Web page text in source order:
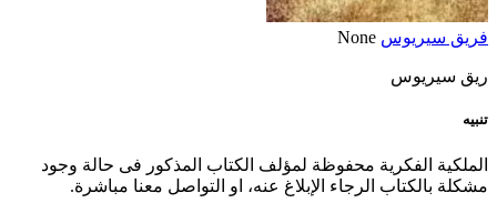
فريق سيريوس None
ريق سيريوس
تنبيه
الملكية الفكرية محفوظة لمؤلف الكتاب المذكور فى حالة وجود
مشكلة بالكتاب الرجاء الإبلاغ عنه، او التواصل معنا مباشرة.